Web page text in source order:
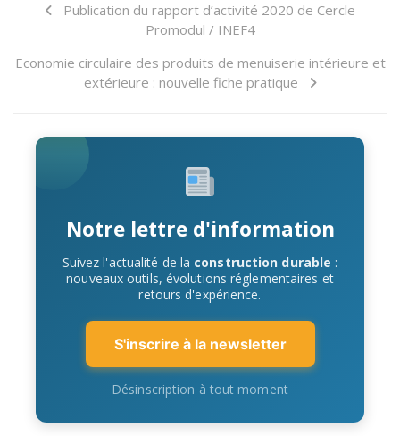
Publication du rapport d’activité 2020 de Cercle
Promodul / INEF4
Economie circulaire des produits de menuiserie intérieure et
extérieure : nouvelle fiche pratique
Notre lettre d'information
Suivez l'actualité de la construction durable :
nouveaux outils, évolutions réglementaires et
retours d'expérience.
S'inscrire à la newsletter
Désinscription à tout moment